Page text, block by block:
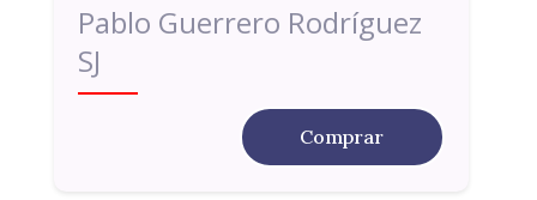
Pablo Guerrero Rodríguez
SJ
Comprar